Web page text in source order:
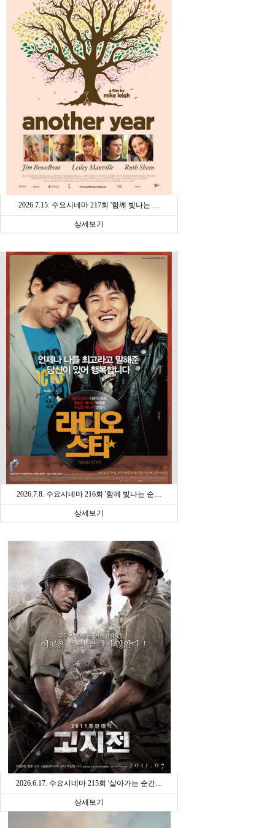
2026.7.15. 수요시네마 217회 '함께 빛나는 …
상세보기
2026.7.8. 수요시네마 216회 '함께 빛나는 순…
상세보기
2026.6.17. 수요시네마 215회 '살아가는 순간…
상세보기